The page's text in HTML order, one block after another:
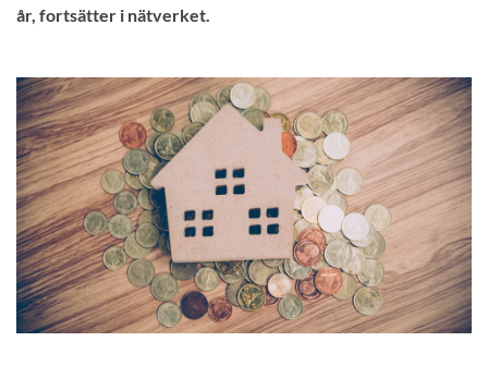
år, fortsätter i nätverket.